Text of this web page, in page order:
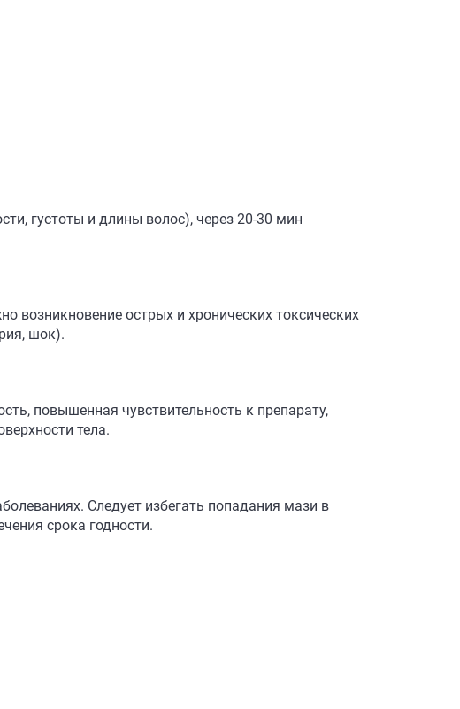
густоты и длины волос), через 20-30 мин
возникновение острых и хронических токсических
шок).
повышенная чувствительность к препарату,
тела.
Следует избегать попадания мази в
срока годности.